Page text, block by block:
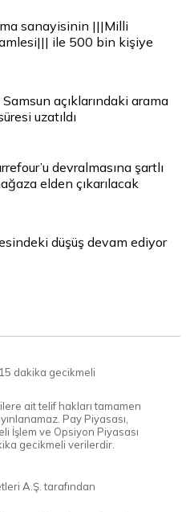
sanayisinin |||Milli
ile 500 bin kişiye
açıklarındaki arama
uzatıldı
devralmasına şartlı
elden çıkarılacak
düşüş devam ediyor
dakika gecikmeli
ait telif hakları tamamen
Pay Piyasası,
İşlem ve Opsiyon Piyasası
gecikmeli verilerdir.
A.Ş. tarafından